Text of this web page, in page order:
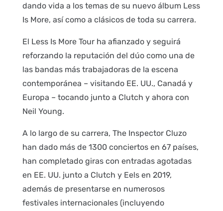
dando vida a los temas de su nuevo álbum Less
Is More, así como a clásicos de toda su carrera.
El Less Is More Tour ha afianzado y seguirá
reforzando la reputación del dúo como una de
las bandas más trabajadoras de la escena
contemporánea – visitando EE. UU., Canadá y
Europa – tocando junto a Clutch y ahora con
Neil Young.
A lo largo de su carrera, The Inspector Cluzo
han dado más de 1300 conciertos en 67 países,
han completado giras con entradas agotadas
en EE. UU. junto a Clutch y Eels en 2019,
además de presentarse en numerosos
festivales internacionales (incluyendo